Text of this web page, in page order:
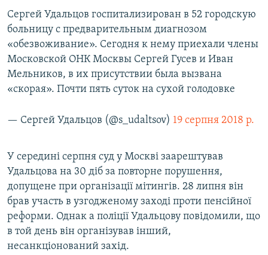
Сергей Удальцов госпитализирован в 52 городскую
больницу с предварительным диагнозом
«обезвоживание». Сегодня к нему приехали члены
Московской ОНК Москвы Сергей Гусев и Иван
Мельников, в их присутствии была вызвана
«скорая». Почти пять суток на сухой голодовке
— Сергей Удальцов (@s_udaltsov) 19 серпня 2018 р.
У середині серпня суд у Москві заарештував
Удальцова на 30 діб за повторне порушення,
допущене при організації мітингів. 28 липня він
брав участь в узгодженому заході проти пенсійної
реформи. Однак а поліції Удальцову повідомили, що
в той день він організував інший,
несанкціонований захід.